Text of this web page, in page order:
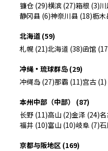
镰仓 (29)横滨 (27)箱根 (3)
静冈县 (6)神奈川县 (18)枥木
北海道 (59)
札幌 (21)北海道 (38)函馆
冲绳・琉球群岛 (29)
冲绳岛 (27)那霸 (11)宫古 (1)
本州中部（中部） (87)
长野 (11)高山 (2)金泽 (24)
福井 (10)富山 (10)岐阜 (7)
京都与阪地区 (169)